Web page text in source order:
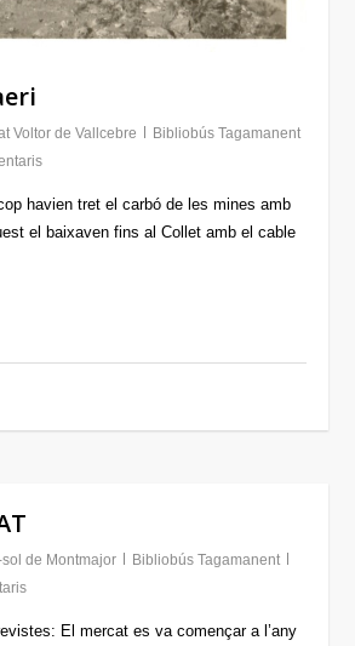
Voltor de Vallcebre
Bibliobús Tagamanent
tret el carbó de les mines amb
el baixaven fins al Collet amb el cable
de Montmajor
Bibliobús Tagamanent
El mercat es va començar a l’any